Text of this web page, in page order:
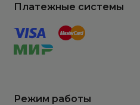
Платежные системы
Режим работы